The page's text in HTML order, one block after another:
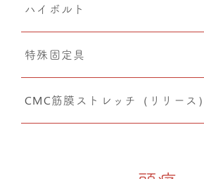
ハイボルト
特殊固定具
CMC筋膜ストレッチ（リリース）